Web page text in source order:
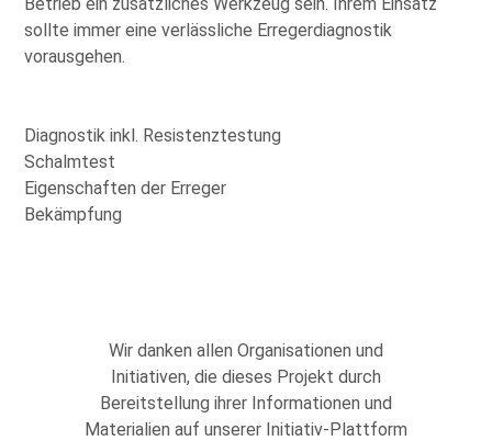
sollte immer eine verlässliche Erregerdiagnostik
vorausgehen.
Diagnostik inkl. Resistenztestung
Schalmtest
Eigenschaften der Erreger
Bekämpfung
Wir danken allen Organisationen und
Initiativen, die dieses Projekt durch
Bereitstellung ihrer Informationen und
Materialien auf unserer Initiativ-Plattform